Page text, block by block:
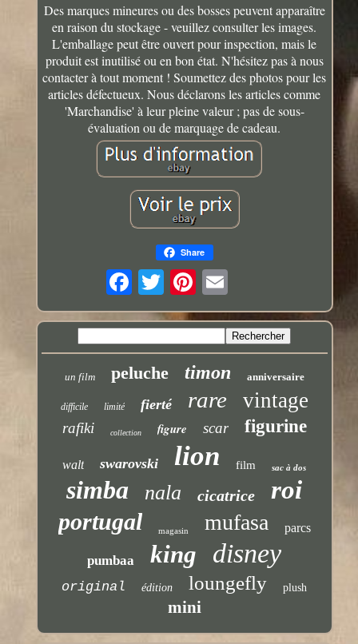
Des marques mineures ou des bosses peuvent apparaître
en raison du stockage - veuillez consulter les images.
L'emballage peut être ouvert pour inspection, mais le
produit est inutilisé ou en bon état. N'hésitez pas à nous
contacter à tout moment ! Soumettez des photos pour les
articles défectueux. Nous déclarons les articles comme
'Marchandise' à leur pleine valeur ; pas de sous-
évaluation ou de marquage de cadeau.
Share
un film peluche timon anniversaire
difficile limité fierté rare vintage
rafiki collection figure scar figurine
walt swarovski lion film sac à dos
simba nala cicatrice roi
portugal magasin mufasa parcs
pumbaa king disney
original édition loungefly plush
mini